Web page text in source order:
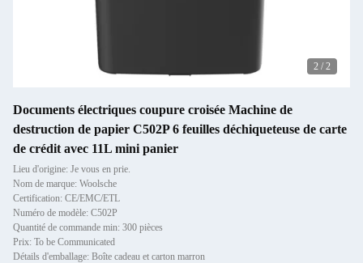
2 / 2
Documents électriques coupure croisée Machine de
destruction de papier C502P 6 feuilles déchiqueteuse de carte
de crédit avec 11L mini panier
Lieu d'origine: Je vous en prie.
Nom de marque: Woolsche
Certification: CE/EMC/ETL
Numéro de modèle: C502P
Quantité de commande min: 300 pièces
Prix: To be Communicated
Détails d'emballage: Boîte cadeau et carton marron